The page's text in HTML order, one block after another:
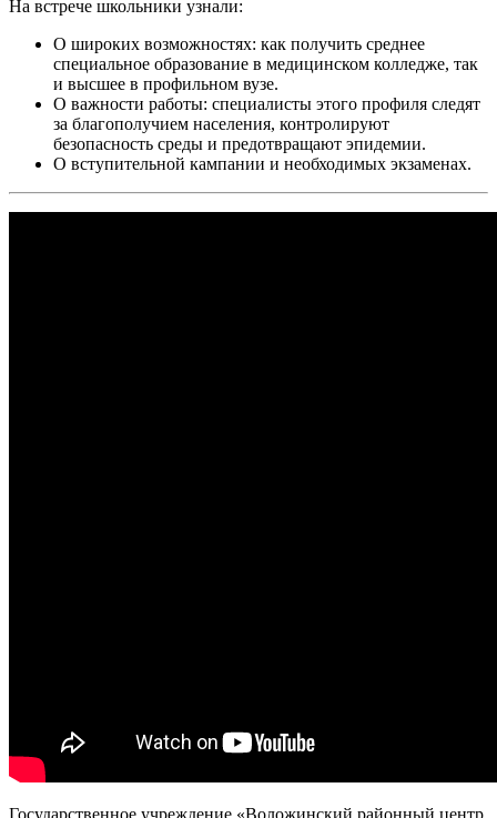
На встрече школьники узнали:
О широких возможностях: как получить среднее
специальное образование в медицинском колледже, так
и высшее в профильном вузе.
О важности работы: специалисты этого профиля следят
за благополучием населения, контролируют
безопасность среды и предотвращают эпидемии.
О вступительной кампании и необходимых экзаменах.
Государственное учреждение «Воложинский районный центр